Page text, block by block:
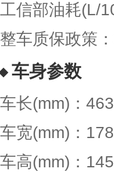
工信部油耗(L/
整车质保政策
车身参数
车长(mm)：
车宽(mm)：
车高(mm)：